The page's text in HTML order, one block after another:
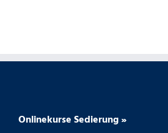
Onlinekurse Sedierung »